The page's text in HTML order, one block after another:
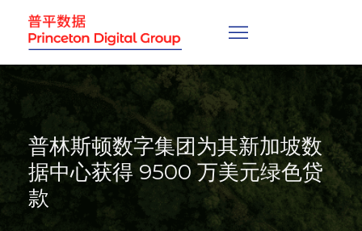
普林斯顿数字集团为其新加坡数
据中心获得 9500 万美元绿色贷
款